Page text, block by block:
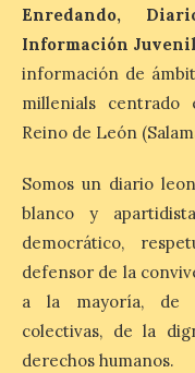
El delegado
participa en la
Espino, una
en valor los
gastronomía
del Bierzo
10 Ago 2026
El
del
con
capacidad de los
para generar
Enredando,
Información Juvenil
información de
millenials centrado
Reino de León
Somos un diario
blanco y
democrático,
defensor de la
a la mayoría, de
colectivas, de la
derechos humanos.